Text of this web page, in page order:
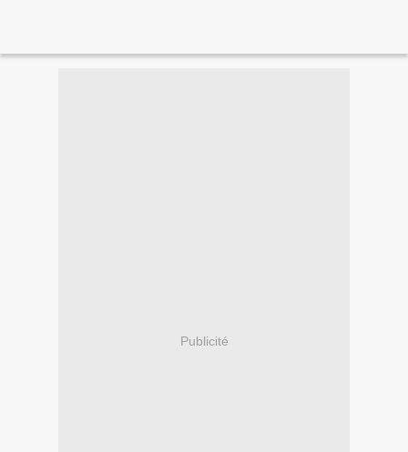
Publicité